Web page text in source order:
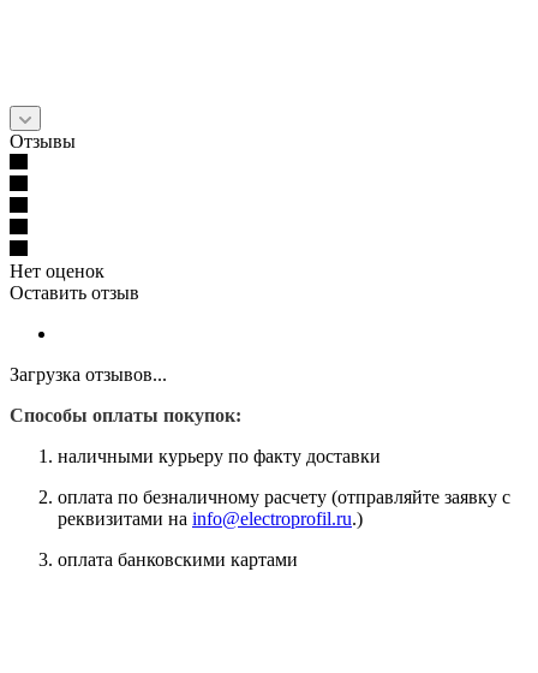
Отзывы
Нет оценок
Оставить отзыв
Загрузка отзывов...
Способы оплаты покупок:
наличными курьеру по факту доставки
оплата по безналичному расчету (отправляйте заявку с
реквизитами на info@electroprofil.ru.)
оплата банковскими картами